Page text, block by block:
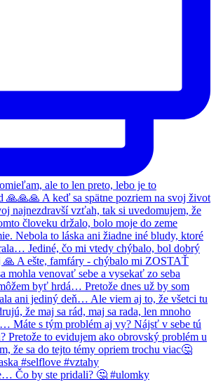
Čo by ste pridali? 🤔 #ulomky